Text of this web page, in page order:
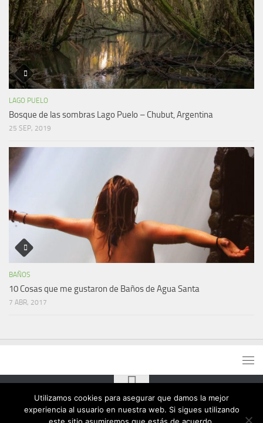
LAGO PUELO
Bosque de las sombras Lago Puelo – Chubut, Argentina
25 SEP, 2019
BAÑOS
10 Cosas que me gustaron de Baños de Agua Santa
7 ABR, 2017
Utilizamos cookies para asegurar que damos la mejor
experiencia al usuario en nuestra web. Si sigues utilizando